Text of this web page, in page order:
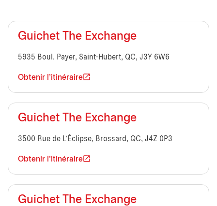
Guichet The Exchange
5935 Boul. Payer, Saint-Hubert, QC, J3Y 6W6
Obtenir l'itinéraire
Guichet The Exchange
3500 Rue de L’Éclipse, Brossard, QC, J4Z 0P3
Obtenir l'itinéraire
Guichet The Exchange